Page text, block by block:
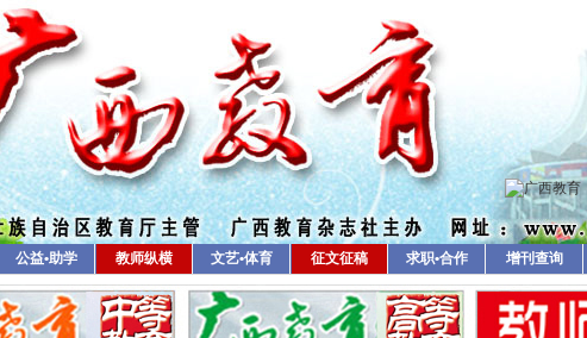
公益•助学 教师纵横 文艺•体育 征文征稿 求职•合作 增刊查询